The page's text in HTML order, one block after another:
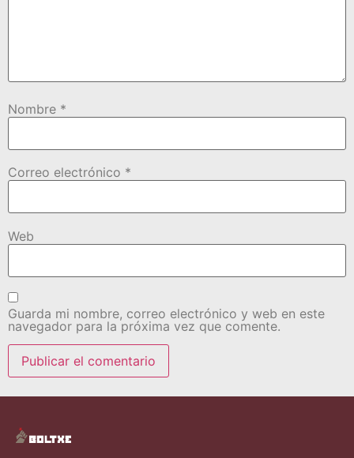
Nombre *
Correo electrónico *
Web
Guarda mi nombre, correo electrónico y web en este
navegador para la próxima vez que comente.